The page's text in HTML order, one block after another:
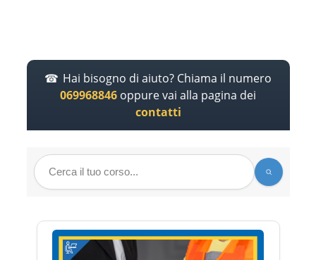
Hai bisogno di aiuto? Chiama il numero
069968846 oppure vai alla pagina dei
contatti